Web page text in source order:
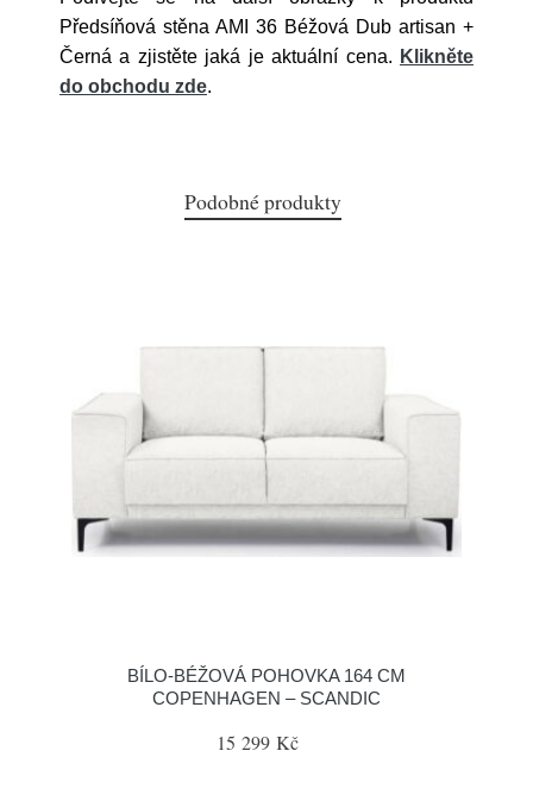
Předsíňová stěna AMI 36 Béžová Dub artisan +
Černá a zjistěte jaká je aktuální cena. Klikněte
do obchodu zde.
Podobné produkty
BÍLO-BÉŽOVÁ POHOVKA 164 CM
COPENHAGEN – SCANDIC
15 299 Kč